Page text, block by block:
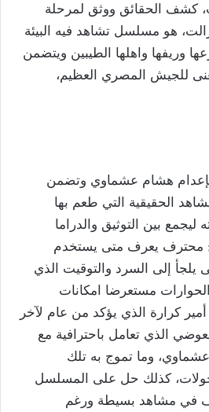
كشف الحقائق ووثق لمرحلة
هو مسلسل تشاهد فيه البيئة
وريفها واهلها الطيبين ويتضمن
للجيش المصري العظيم،
بإعدام هشام عشماوي وتضمن
الحقيقية التي طعم بها
ليجمع بين التوثيق والدراما
محترف يعرف متى يستخدم
يلجأ إلى السرد والتوقيت الذي
مستعرضا امكانات
أمير كرارة الذي يؤكد من عام لآخر
الذي تعامل باحترافية مع
وما تموج به تلك
كذلك حل على المسلسل
في مشاهد بسيطة ورغم